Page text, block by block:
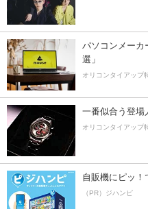
パソコンメーカ
選」
オリコンタイアップ
一番似合う登
オリコンタイアップ
自販機にピッ！
（PR）ジハンピ